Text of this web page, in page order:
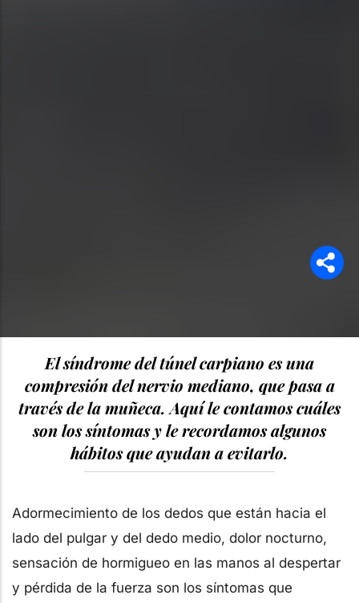
El síndrome del túnel carpiano es una
compresión del nervio mediano, que pasa a
través de la muñeca. Aquí le contamos cuáles
son los síntomas y le recordamos algunos
hábitos que ayudan a evitarlo.
Adormecimiento de los dedos que están hacia el
lado del pulgar y del dedo medio, dolor nocturno,
sensación de hormigueo en las manos al despertar
y pérdida de la fuerza son los síntomas que